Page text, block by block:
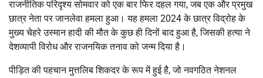
राजनीतिक परिदृश्य सोमवार को एक बार फिर दहल गया, जब एक और प्रमुख
छात्र नेता पर जानलेवा हमला हुआ। यह हमला 2024 के छात्र विद्रोह के
मुख्य चेहरे उस्मान हादी की मौत के कुछ ही दिनों बाद हुआ है, जिसकी हत्या ने
देशव्यापी विरोध और राजनयिक तनाव को जन्म दिया है।
पीड़ित की पहचान मुत्तलिब शिकदर के रूप में हुई है, जो नवगठित नेशनल